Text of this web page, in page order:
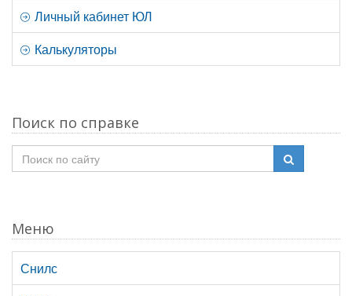
Личный кабинет ЮЛ
Калькуляторы
Поиск по справке
Меню
Снилс